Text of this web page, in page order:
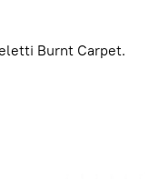
Burnt Carpet.